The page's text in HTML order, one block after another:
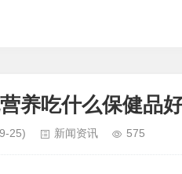
养吃什么保健品
25) 新闻资讯 575